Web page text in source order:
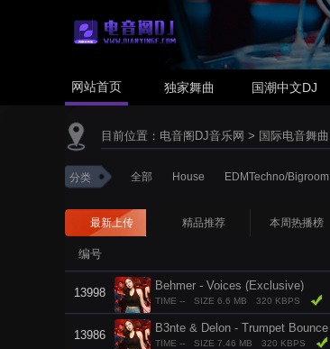
网站首页 独家舞曲 国潮中文DJ
目前位置： 电音阁DJ音乐网 > 国际电音舞曲
分类 全部 House EDMTechno/Bigroom
最新上传 精品推荐 本周热播榜
编号
13998
Behmer - Voices (Exclusive)
TIME -- SIZE 6.6 MB 320 KBPS
13986
B3nte & Delon - Trumpet Bounce
TIME -- SIZE 7.46 MB 320 KBPS